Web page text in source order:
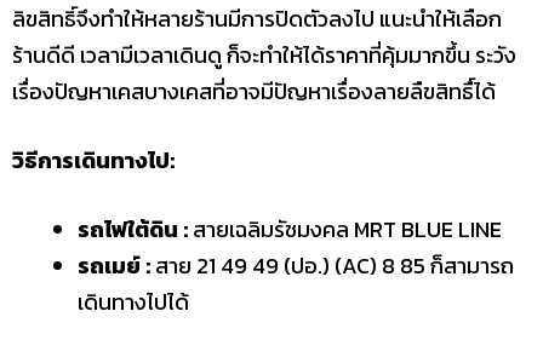
ลิขสิทธิ์จึงทำให้หลายร้านมีการปิดตัวลงไป แนะนำให้เลือก
ร้านดีดี เวลามีเวลาเดินดู ก็จะทำให้ได้ราคาที่คุ้มมากขึ้น ระวัง
เรื่องปัญหาเคสบางเคสที่อาจมีปัญหาเรื่องลายลืขสิทธื์ได้
วิธีการเดินทางไป:
รถไฟใต้ดิน :สายเฉลิมรัชมงคล MRT BLUE LINE
รถเมย์ :สาย 21 49 49 (ปอ.) (AC) 8 85 ก็สามารถ
เดินทางไปได้